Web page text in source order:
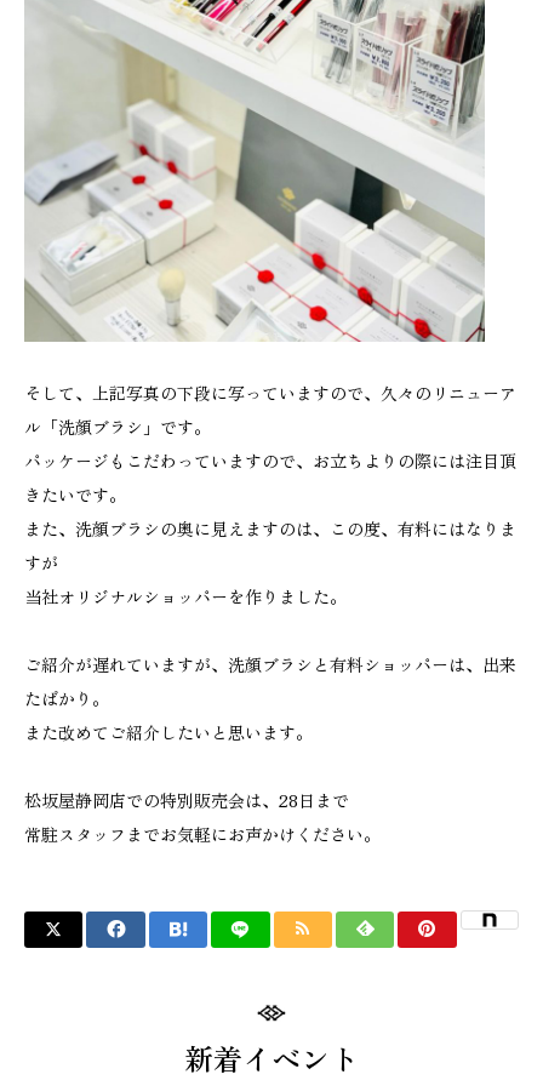
そして、上記写真の下段に写っていますので、久々のリニューア
ル「洗顔ブラシ」です。
パッケージもこだわっていますので、お立ちよりの際には注目頂
きたいです。
また、洗顔ブラシの奥に見えますのは、この度、有料にはなりま
すが
当社オリジナルショッパーを作りました。
ご紹介が遅れていますが、洗顔ブラシと有料ショッパーは、出来
たばかり。
また改めてご紹介したいと思います。
松坂屋静岡店での特別販売会は、28日まで
常駐スタッフまでお気軽にお声かけください。
新着イベント